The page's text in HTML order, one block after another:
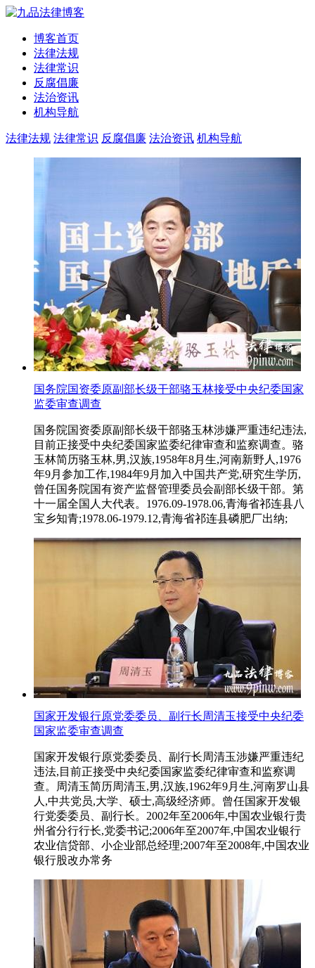
博客首页
法律法规
法律常识
反腐倡廉
法治资讯
机构导航
法律法规 法律常识 反腐倡廉 法治资讯 机构导航
国务院国资委原副部长级干部骆玉林接受中央纪委国家
监委审查调查
国务院国资委原副部长级干部骆玉林涉嫌严重违纪违法,
目前正接受中央纪委国家监委纪律审查和监察调查。骆
玉林简历骆玉林,男,汉族,1958年8月生,河南新野人,1976
年9月参加工作,1984年9月加入中国共产党,研究生学历,
曾任国务院国有资产监督管理委员会副部长级干部。第
十一届全国人大代表。1976.09-1978.06,青海省祁连县八
宝乡知青;1978.06-1979.12,青海省祁连县磷肥厂出纳;
国家开发银行原党委委员、副行长周清玉接受中央纪委
国家监委审查调查
国家开发银行原党委委员、副行长周清玉涉嫌严重违纪
违法,目前正接受中央纪委国家监委纪律审查和监察调
查。周清玉简历周清玉,男,汉族,1962年9月生,河南罗山县
人,中共党员,大学、硕士,高级经济师。曾任国家开发银
行党委委员、副行长。2002年至2006年,中国农业银行贵
州省分行行长,党委书记;2006年至2007年,中国农业银行
农业信贷部、小企业部总经理;2007年至2008年,中国农业
银行股改办常务